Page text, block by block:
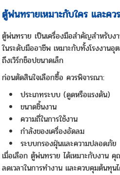
ตู้พ่นทรายเหมาะกับใคร และคว
ตู้พ่นทราย เป็นเครื่องมือสำคัญสำหรับง
ในระดับมืออาชีพ เหมาะกับทั้งโรงงาน
ถึงเวิร์กช็อปขนาดเล็ก
ก่อนตัดสินใจเลือกซื้อ ควรพิจารณา:
ประเภทระบบ (ดูดหรือแรงดัน)
ขนาดชิ้นงาน
ความถี่ในการใช้งาน
กำลังของเครื่องอัดลม
ระบบกรองฝุ่นและความปลอดภัย
เมื่อเลือก ตู้พ่นทราย ได้เหมาะกับงาน
ลดเวลาในการทำงาน และควบคุมต้นทุ